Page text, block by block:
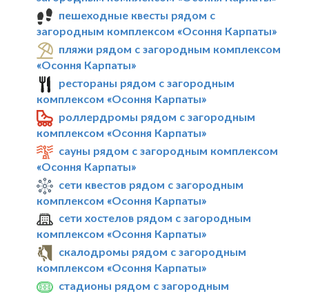
пешеходные квесты рядом с
загородным комплексом «Осоння Карпаты»
пляжи рядом с загородным комплексом
«Осоння Карпаты»
рестораны рядом с загородным
комплексом «Осоння Карпаты»
роллердромы рядом с загородным
комплексом «Осоння Карпаты»
сауны рядом с загородным комплексом
«Осоння Карпаты»
сети квестов рядом с загородным
комплексом «Осоння Карпаты»
сети хостелов рядом с загородным
комплексом «Осоння Карпаты»
скалодромы рядом с загородным
комплексом «Осоння Карпаты»
стадионы рядом с загородным